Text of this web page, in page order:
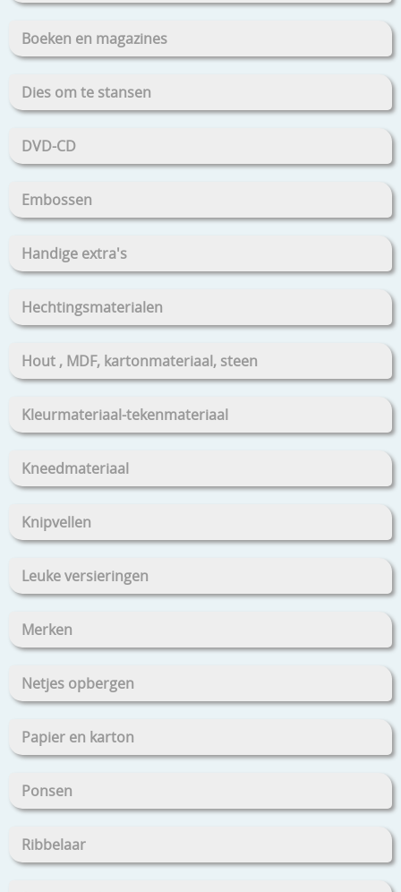
Boeken en magazines
Dies om te stansen
DVD-CD
Embossen
Handige extra's
Hechtingsmaterialen
Hout , MDF, kartonmateriaal, steen
Kleurmateriaal-tekenmateriaal
Kneedmateriaal
Knipvellen
Leuke versieringen
Merken
Netjes opbergen
Papier en karton
Ponsen
Ribbelaar